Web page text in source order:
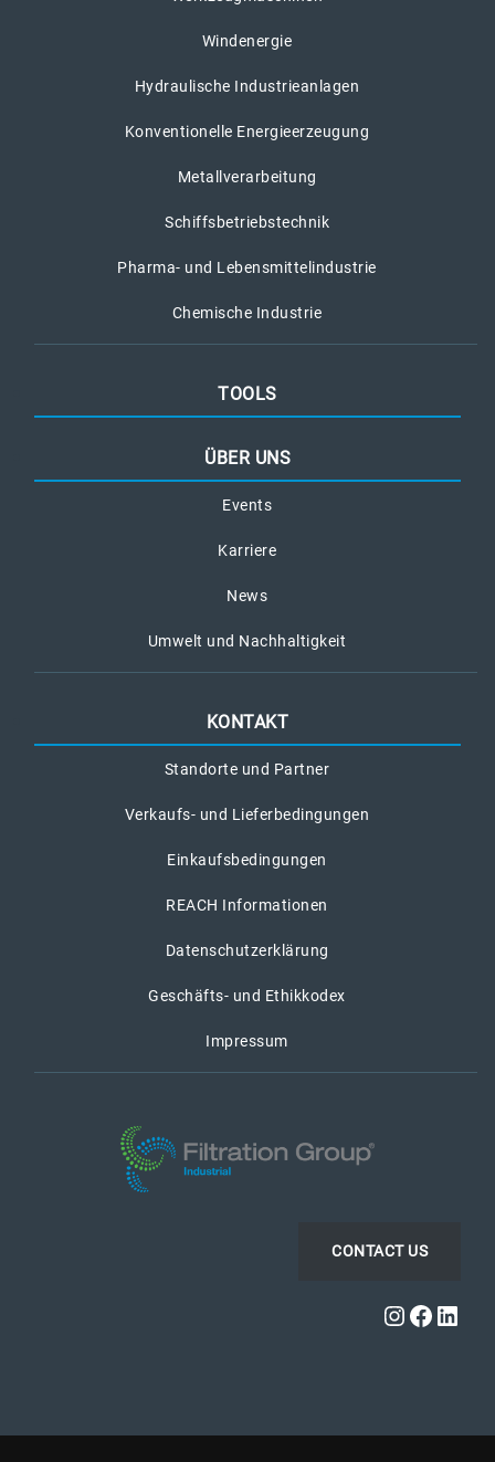
Windenergie
Hydraulische Industrieanlagen
Konventionelle Energieerzeugung
Metallverarbeitung
Schiffsbetriebstechnik
Pharma- und Lebensmittelindustrie
Chemische Industrie
TOOLS
ÜBER UNS
Events
Karriere
News
Umwelt und Nachhaltigkeit
KONTAKT
Standorte und Partner
Verkaufs- und Lieferbedingungen
Einkaufsbedingungen
REACH Informationen
Datenschutzerklärung
Geschäfts- und Ethikkodex
Impressum
CONTACT US